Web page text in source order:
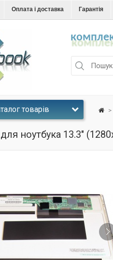
Оплата і доставка Гарантія
товарів >
ноутбука 13.3"